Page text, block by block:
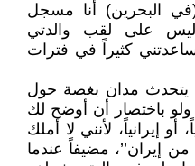
البحرين) أنا مسجل
على لقب والدتي
كثيراً في فترات
يتحدث مدان بغصة حول
ولو باختصار أن أوضح لك
إيرانياً، لأنني لا أملك
من إيران’’، مضيفاً عندما